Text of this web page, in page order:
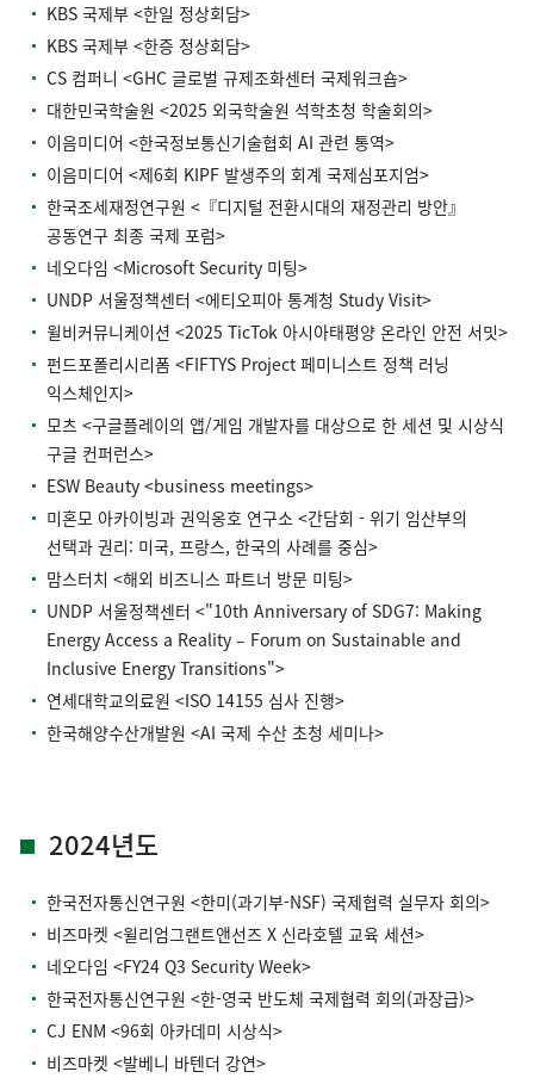
KBS 국제부 <한일 정상회담>
KBS 국제부 <한증 정상회담>
CS 컴퍼니 <GHC 글로벌 규제조화센터 국제워크숍>
대한민국학술원 <2025 외국학술원 석학초청 학술회의>
이음미디어 <한국정보통신기술협회 AI 관련 통역>
이음미디어 <제6회 KIPF 발생주의 회계 국제심포지엄>
한국조세재정연구원 <『디지털 전환시대의 재정관리 방안』
공동연구 최종 국제 포럼>
네오다임 <Microsoft Security 미팅>
UNDP 서울정책센터 <에티오피아 통계청 Study Visit>
윌비커뮤니케이션 <2025 TicTok 아시아태평양 온라인 안전 서밋>
펀드포폴리시리폼 <FIFTYS Project 페미니스트 정책 러닝
익스체인지>
모츠 <구글플레이의 앱/게임 개발자를 대상으로 한 세션 및 시상식
구글 컨퍼런스>
ESW Beauty <business meetings>
미혼모 아카이빙과 권익옹호 연구소 <간담회 - 위기 임산부의
선택과 권리: 미국, 프랑스, 한국의 사례를 중심>
맘스터치 <해외 비즈니스 파트너 방문 미팅>
UNDP 서울정책센터 <"10th Anniversary of SDG7: Making
Energy Access a Reality – Forum on Sustainable and
Inclusive Energy Transitions">
연세대학교의료원 <ISO 14155 심사 진행>
한국해양수산개발원 <AI 국제 수산 초청 세미나>
2024년도
한국전자통신연구원 <한미(과기부-NSF) 국제협력 실무자 회의>
비즈마켓 <윌리엄그랜트앤선즈 X 신라호텔 교육 세션>
네오다임 <FY24 Q3 Security Week>
한국전자통신연구원 <한-영국 반도체 국제협력 회의(과장급)>
CJ ENM <96회 아카데미 시상식>
비즈마켓 <발베니 바텐더 강연>